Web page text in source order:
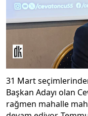
31 Mart
Başkan Adayı olan
rağmen mahalle